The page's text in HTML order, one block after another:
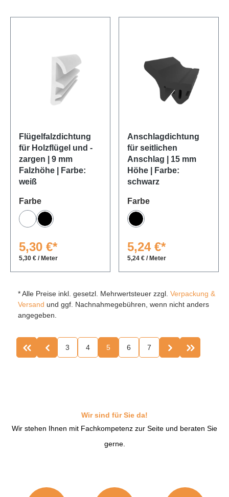
Flügelfalzdichtung
für Holzflügel und -
zargen | 9 mm
Falzhöhe | Farbe:
weiß
Farbeauswählen
WeißSchwarz
5,30 €*
5,30 € / Meter
Anschlagdichtung
für seitlichen
Anschlag | 15 mm
Höhe | Farbe:
schwarz
Farbeauswählen
Schwarz
5,24 €*
5,24 € / Meter
* Alle Preise inkl. gesetzl. Mehrwertsteuer zzgl. Verpackung &
Versand und ggf. Nachnahmegebühren, wenn nicht anders
angegeben.
Seite
3
Seite
4
Seite
5
Seite
6
Seite
7
Wir sind für Sie da!
Wir stehen Ihnen mit Fachkompetenz zur Seite und beraten Sie
gerne.